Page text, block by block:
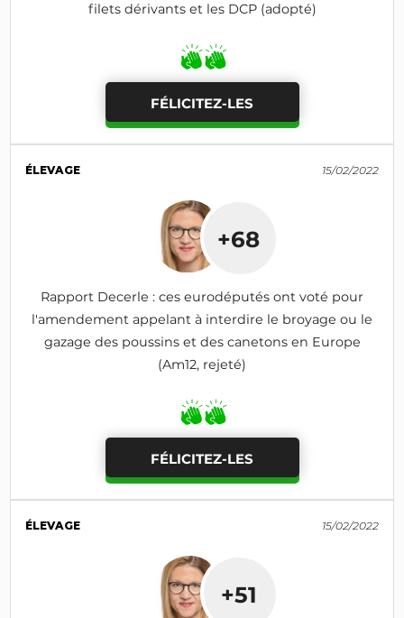
filets dérivants et les DCP (adopté)
FÉLICITEZ-LES
ÉLEVAGE 15/02/2022
+68
Rapport Decerle : ces eurodéputés ont voté pour
l'amendement appelant à interdire le broyage ou le
gazage des poussins et des canetons en Europe
(Am12, rejeté)
FÉLICITEZ-LES
ÉLEVAGE 15/02/2022
+51